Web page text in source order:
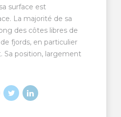
surface est
La majorité de sa
des côtes libres de
fjords, en particulier
Sa position, largement